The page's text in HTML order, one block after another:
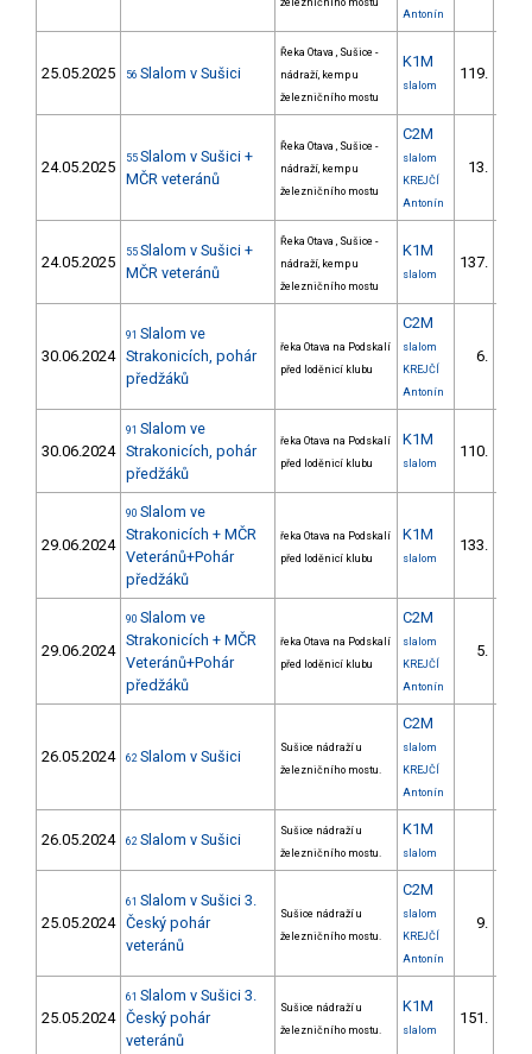
železničního mostu
Antonín
25.05.2025 56 Slalom v Sušici
Řeka Otava , Sušice -
nádraží, kemp u
železničního mostu
K1M
slalom
119.
24.05.2025 55 Slalom v Sušici +
MČR veteránů
Řeka Otava , Sušice -
nádraží, kemp u
železničního mostu
C2M
slalom
KREJČÍ
Antonín
13.
24.05.2025
55 Slalom v Sušici +
MČR veteránů
Řeka Otava , Sušice -
nádraží, kemp u
železničního mostu
K1M
slalom
137.
30.06.2024
91 Slalom ve
Strakonicích, pohár
předžáků
řeka Otava na Podskalí
před loděnicí klubu
C2M
slalom
KREJČÍ
Antonín
6.
30.06.2024
91 Slalom ve
Strakonicích, pohár
předžáků
řeka Otava na Podskalí
před loděnicí klubu
K1M
slalom
110.
29.06.2024
90 Slalom ve
Strakonicích + MČR
Veteránů+Pohár
předžáků
řeka Otava na Podskalí
před loděnicí klubu
K1M
slalom
133.
29.06.2024
90 Slalom ve
Strakonicích + MČR
Veteránů+Pohár
předžáků
řeka Otava na Podskalí
před loděnicí klubu
C2M
slalom
KREJČÍ
Antonín
5.
26.05.2024 62 Slalom v Sušici
Sušice nádraží u
železničního mostu.
C2M
slalom
KREJČÍ
Antonín
26.05.2024 62 Slalom v Sušici
Sušice nádraží u
železničního mostu.
K1M
slalom
25.05.2024
61 Slalom v Sušici 3.
Český pohár
veteránů
Sušice nádraží u
železničního mostu.
C2M
slalom
KREJČÍ
Antonín
9.
25.05.2024
61 Slalom v Sušici 3.
Český pohár
veteránů
Sušice nádraží u
železničního mostu.
K1M
slalom
151.